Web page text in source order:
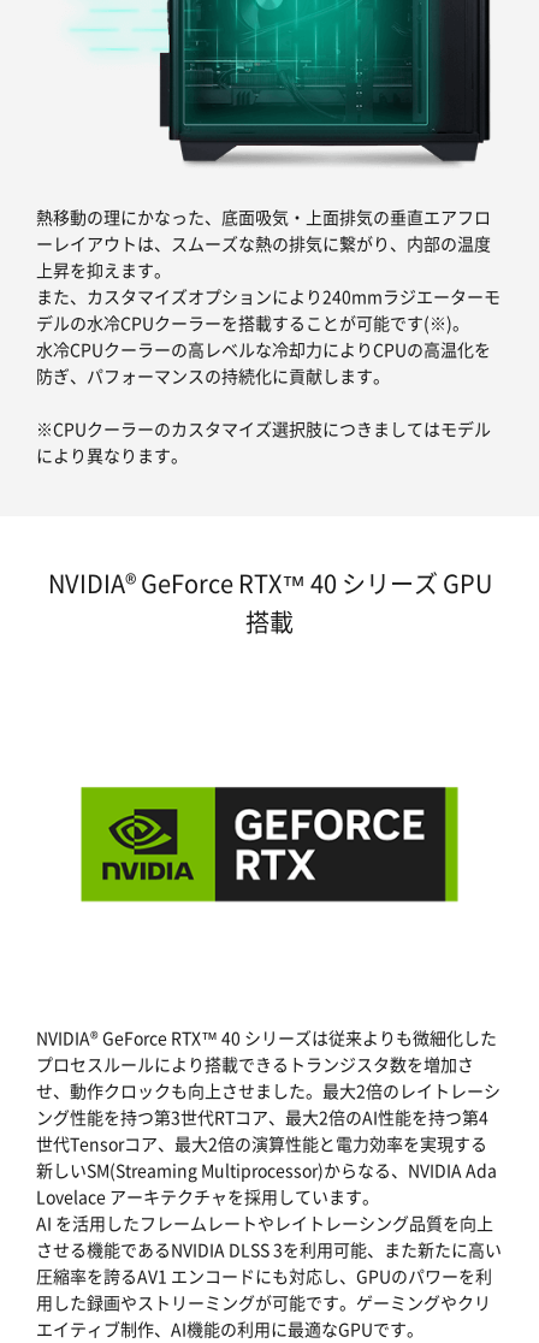
熱移動の理にかなった、底面吸気・上面排気の垂直エアフロ
ーレイアウトは、スムーズな熱の排気に繋がり、内部の温度
上昇を抑えます。
また、カスタマイズオプションにより240mmラジエーターモ
デルの水冷CPUクーラーを搭載することが可能です(※)。
水冷CPUクーラーの高レベルな冷却力によりCPUの高温化を
防ぎ、パフォーマンスの持続化に貢献します。
※CPUクーラーのカスタマイズ選択肢につきましてはモデル
により異なります。
NVIDIA® GeForce RTX™ 40 シリーズ GPU
搭載
NVIDIA® GeForce RTX™ 40 シリーズは従来よりも微細化した
プロセスルールにより搭載できるトランジスタ数を増加さ
せ、動作クロックも向上させました。最大2倍のレイトレーシ
ング性能を持つ第3世代RTコア、最大2倍のAI性能を持つ第4
世代Tensorコア、最大2倍の演算性能と電力効率を実現する
新しいSM(Streaming Multiprocessor)からなる、NVIDIA Ada
Lovelace アーキテクチャを採用しています。
AI を活用したフレームレートやレイトレーシング品質を向上
させる機能であるNVIDIA DLSS 3を利用可能、また新たに高い
圧縮率を誇るAV1 エンコードにも対応し、GPUのパワーを利
用した録画やストリーミングが可能です。ゲーミングやクリ
エイティブ制作、AI機能の利用に最適なGPUです。